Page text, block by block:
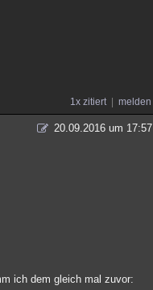
1x zitiert melden
20.09.2016 um 17:57
ich dem gleich mal zuvor: